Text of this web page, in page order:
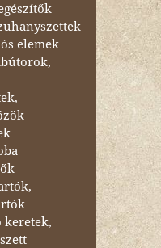
elemek
keretek,